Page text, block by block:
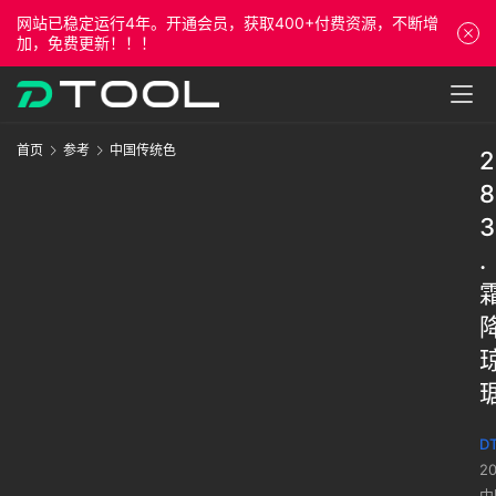
网站已稳定运行4年。开通会员，获取400+付费资源，不断增
加，免费更新！！！
首页 参考 中国传统色
2
8
3
.